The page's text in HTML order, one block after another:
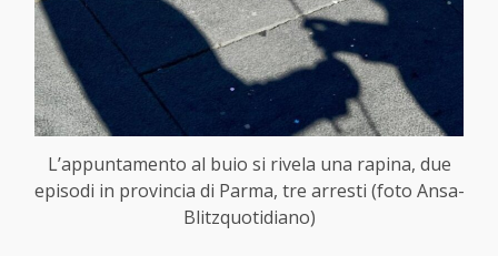
L’appuntamento al buio si rivela una rapina, due
episodi in provincia di Parma, tre arresti (foto Ansa-
Blitzquotidiano)